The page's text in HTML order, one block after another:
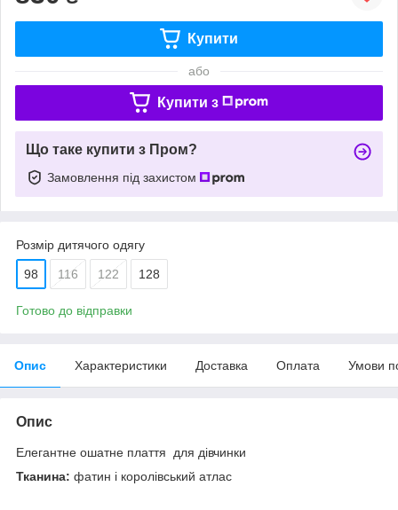
Купити
або
Купити з
Що таке купити з Пром?
Замовлення під захистом
Розмір дитячого одягу
98 116 122 128
Готово до відправки
Опис Характеристики Доставка Оплата Умови
Опис
Елегантне ошатне плаття для дівчинки
Тканина: фатин і королівський атлас